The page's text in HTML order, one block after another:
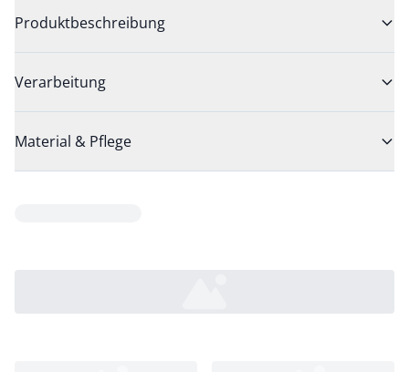
Produktbeschreibung
Verarbeitung
Material & Pflege